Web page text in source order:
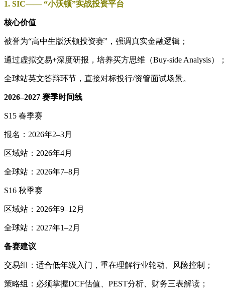
1. SIC—— “小沃顿”实战投资平台
核心价值
被誉为“高中生版沃顿投资赛”，强调真实金融逻辑；
通过虚拟交易+深度研报，培养买方思维（Buy-side Analysis）
全球站英文答辩环节，直接对标投行/资管面试场景。
2026–2027 赛季时间线
S15 春季赛
报名：2026年2–3月
区域站：2026年4月
全球站：2026年7–8月
S16 秋季赛
区域站：2026年9–12月
全球站：2027年1–2月
备赛建议
交易组：适合低年级入门，重在理解行业轮动、风险控制；
策略组：必须掌握DCF估值、PEST分析、财务三表解读；